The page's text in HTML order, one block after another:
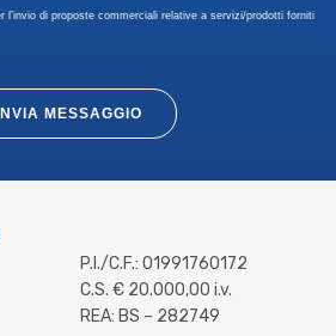
l’invio di proposte commerciali relative a servizi/prodotti forniti
INVIA MESSAGGIO
P.I./C.F.: 01991760172
C.S. € 20.000,00 i.v.
REA: BS – 282749